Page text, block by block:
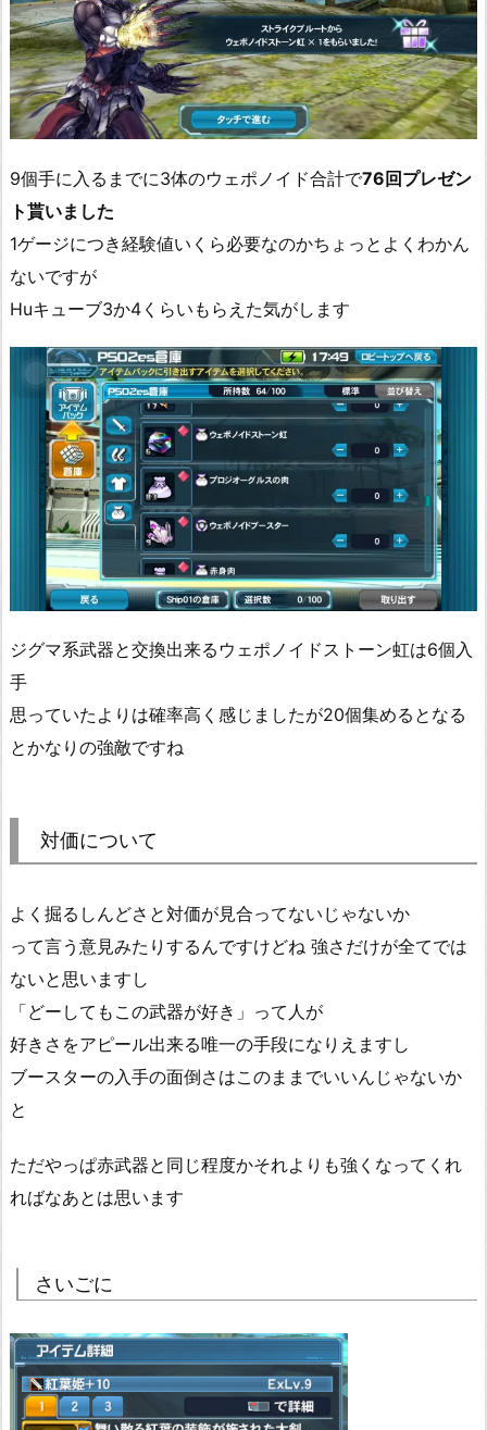
9個手に入るまでに3体のウェポノイド合計で76回プレゼン
ト貰いました
1ゲージにつき経験値いくら必要なのかちょっとよくわかん
ないですが
Huキューブ3か4くらいもらえた気がします
ジグマ系武器と交換出来るウェポノイドストーン虹は6個入
手
思っていたよりは確率高く感じましたが20個集めるとなる
とかなりの強敵ですね
対価について
よく掘るしんどさと対価が見合ってないじゃないか
って言う意見みたりするんですけどね 強さだけが全てでは
ないと思いますし
「どーしてもこの武器が好き」って人が
好きさをアピール出来る唯一の手段になりえますし
ブースターの入手の面倒さはこのままでいいんじゃないか
と
ただやっぱ赤武器と同じ程度かそれよりも強くなってくれ
ればなあとは思います
さいごに